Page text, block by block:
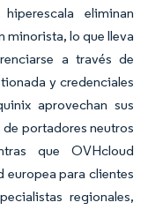
eliminan
minorista, lo que lleva
a través de
y credenciales
aprovechan sus
portadores neutros
que OVHcloud
europea para clientes
regionales,